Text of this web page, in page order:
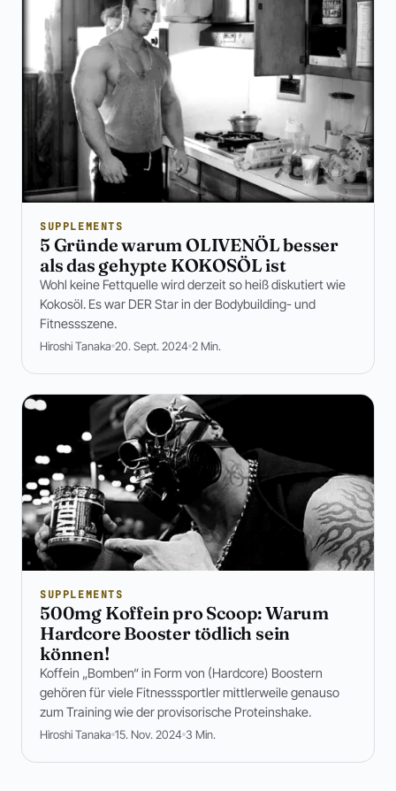
SUPPLEMENTS
5 Gründe warum OLIVENÖL besser
als das gehypte KOKOSÖL ist
Wohl keine Fettquelle wird derzeit so heiß diskutiert wie
Kokosöl. Es war DER Star in der Bodybuilding- und
Fitnessszene.
Hiroshi Tanaka 20. Sept. 2024 2 Min.
SUPPLEMENTS
500mg Koffein pro Scoop: Warum
Hardcore Booster tödlich sein
können!
Koffein „Bomben“ in Form von (Hardcore) Boostern
gehören für viele Fitnesssportler mittlerweile genauso
zum Training wie der provisorische Proteinshake.
Hiroshi Tanaka 15. Nov. 2024 3 Min.